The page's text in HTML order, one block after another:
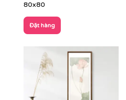
80x80
Đặt hàng